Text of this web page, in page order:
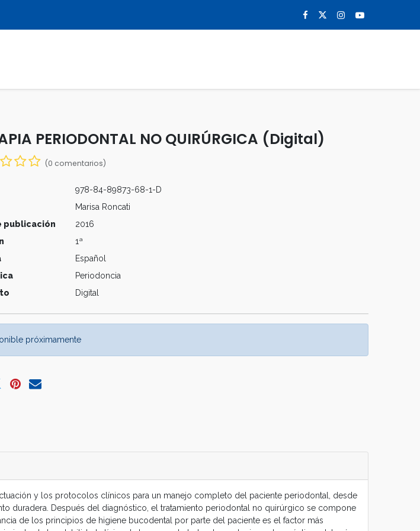
PERIODONTAL NO QUIRÚRGICA (Digital)
(0 comentarios)
978-84-89873-68-1-D
Marisa Roncati
publicación
2016
1ª
Español
Periodoncia
Digital
próximamente
y los protocolos clínicos para un manejo completo del paciente periodontal, desde
duradera. Después del diagnóstico, el tratamiento periodontal no quirúrgico se compone
de los principios de higiene bucodental por parte del paciente es el factor más